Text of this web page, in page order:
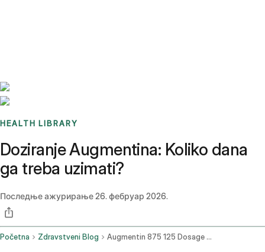
HEALTH LIBRARY
Doziranje Augmentina: Koliko dana
ga treba uzimati?
Последње ажурирање26. фебруар 2026.
Početna Zdravstveni Blog Augmentin 875 125 Dosage How Many Days